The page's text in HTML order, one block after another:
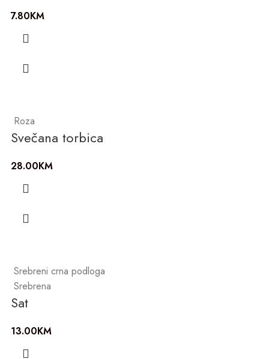
7.80KM
Roza
Svečana torbica
28.00KM
Srebreni crna podloga
Srebrena
Sat
13.00KM